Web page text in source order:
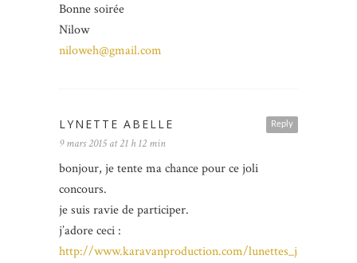
Bonne soirée
Nilow
niloweh@gmail.com
Reply
LYNETTE ABELLE
9 mars 2015 at 21 h 12 min
bonjour, je tente ma chance pour ce joli
concours.
je suis ravie de participer.
j’adore ceci :
http://www.karavanproduction.com/